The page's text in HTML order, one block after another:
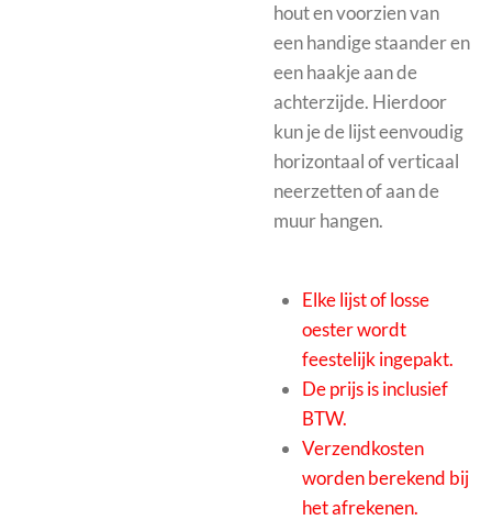
hout en voorzien van
een handige staander en
een haakje aan de
achterzijde. Hierdoor
kun je de lijst eenvoudig
horizontaal of verticaal
neerzetten of aan de
muur hangen.
Elke lijst of losse
oester wordt
feestelijk ingepakt.
De prijs is inclusief
BTW.
Verzendkosten
worden berekend bij
het afrekenen.